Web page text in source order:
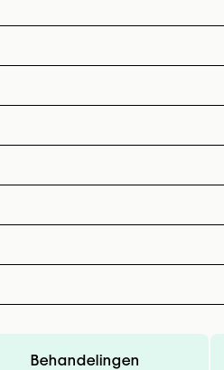
Behandelingen